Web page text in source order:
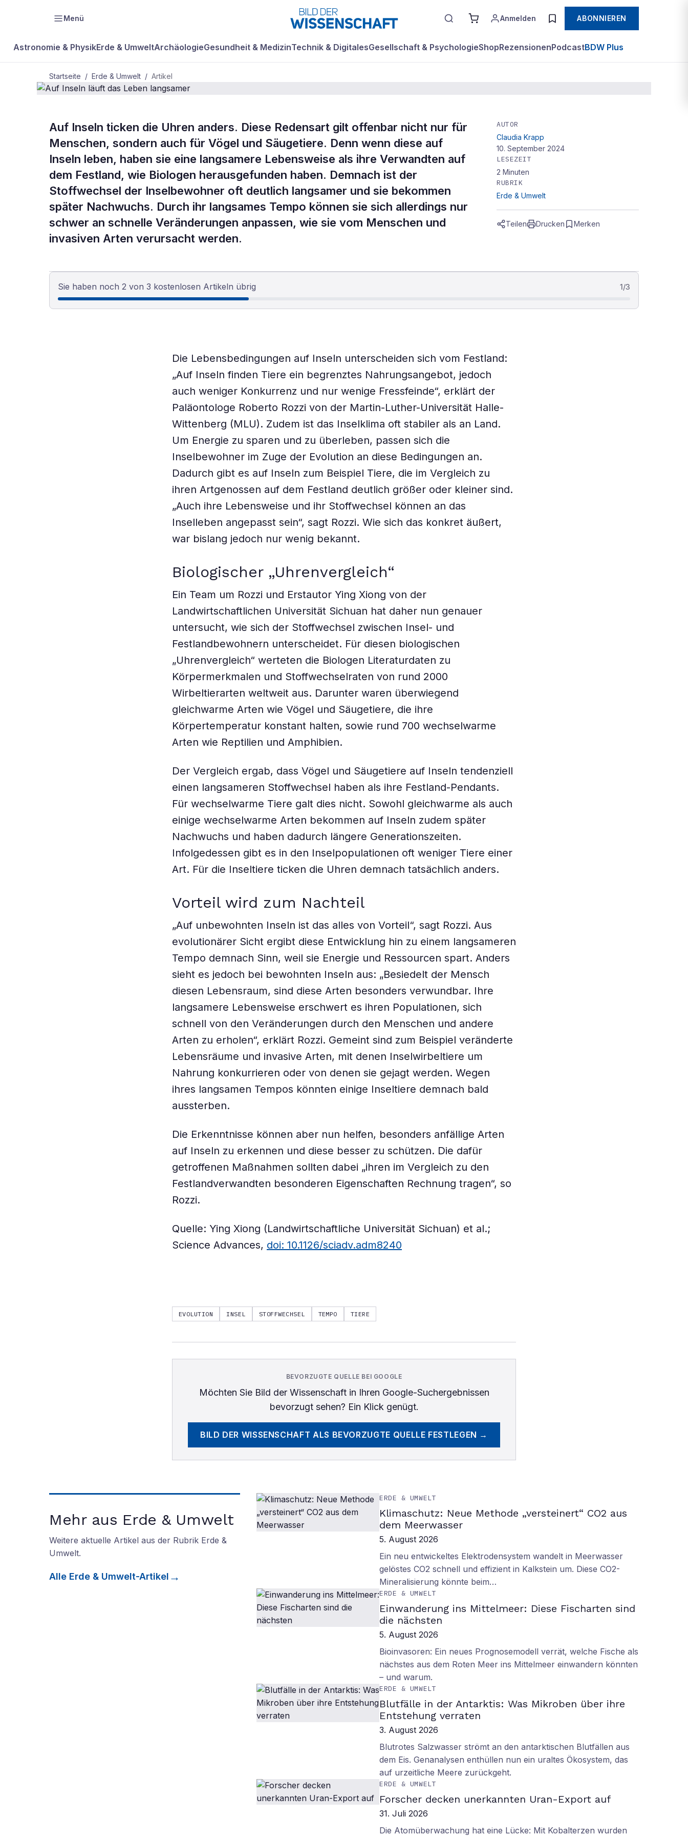
Menü Anmelden ABONNIEREN
Astronomie & PhysikErde & UmweltArchäologieGesundheit & MedizinTechnik & DigitalesGesellschaft & PsychologieShopRezensionenPodcastBDW Plus
Startseite / Erde & Umwelt / Artikel
BDW PlusERDE & UMWELT
Auf Inseln läuft das Leben
langsamer
Auf Inseln ticken die Uhren anders. Diese Redensart gilt offenbar nicht nur für
Menschen, sondern auch für Vögel und Säugetiere. Denn wenn diese auf
Inseln leben, haben sie eine langsamere Lebensweise als ihre Verwandten auf
dem Festland, wie Biologen herausgefunden haben. Demnach ist der
Stoffwechsel der Inselbewohner oft deutlich langsamer und sie bekommen
später Nachwuchs. Durch ihr langsames Tempo können sie sich allerdings nur
schwer an schnelle Veränderungen anpassen, wie sie vom Menschen und
invasiven Arten verursacht werden.
AUTOR
Claudia Krapp
10. September 2024
LESEZEIT
2 Minuten
RUBRIK
Erde & Umwelt
Teilen Drucken Merken
Sie haben noch 2 von 3 kostenlosen Artikeln übrig 1/3
Die Lebensbedingungen auf Inseln unterscheiden sich vom Festland:
„Auf Inseln finden Tiere ein begrenztes Nahrungsangebot, jedoch
auch weniger Konkurrenz und nur wenige Fressfeinde“, erklärt der
Paläontologe Roberto Rozzi von der Martin-Luther-Universität Halle-
Wittenberg (MLU). Zudem ist das Inselklima oft stabiler als an Land.
Um Energie zu sparen und zu überleben, passen sich die
Inselbewohner im Zuge der Evolution an diese Bedingungen an.
Dadurch gibt es auf Inseln zum Beispiel Tiere, die im Vergleich zu
ihren Artgenossen auf dem Festland deutlich größer oder kleiner sind.
„Auch ihre Lebensweise und ihr Stoffwechsel können an das
Inselleben angepasst sein“, sagt Rozzi. Wie sich das konkret äußert,
war bislang jedoch nur wenig bekannt.
Biologischer „Uhrenvergleich“
Ein Team um Rozzi und Erstautor Ying Xiong von der
Landwirtschaftlichen Universität Sichuan hat daher nun genauer
untersucht, wie sich der Stoffwechsel zwischen Insel- und
Festlandbewohnern unterscheidet. Für diesen biologischen
„Uhrenvergleich“ werteten die Biologen Literaturdaten zu
Körpermerkmalen und Stoffwechselraten von rund 2000
Wirbeltierarten weltweit aus. Darunter waren überwiegend
gleichwarme Arten wie Vögel und Säugetiere, die ihre
Körpertemperatur konstant halten, sowie rund 700 wechselwarme
Arten wie Reptilien und Amphibien.
Der Vergleich ergab, dass Vögel und Säugetiere auf Inseln tendenziell
einen langsameren Stoffwechsel haben als ihre Festland-Pendants.
Für wechselwarme Tiere galt dies nicht. Sowohl gleichwarme als auch
einige wechselwarme Arten bekommen auf Inseln zudem später
Nachwuchs und haben dadurch längere Generationszeiten.
Infolgedessen gibt es in den Inselpopulationen oft weniger Tiere einer
Art. Für die Inseltiere ticken die Uhren demnach tatsächlich anders.
Vorteil wird zum Nachteil
„Auf unbewohnten Inseln ist das alles von Vorteil“, sagt Rozzi. Aus
evolutionärer Sicht ergibt diese Entwicklung hin zu einem langsameren
Tempo demnach Sinn, weil sie Energie und Ressourcen spart. Anders
sieht es jedoch bei bewohnten Inseln aus: „Besiedelt der Mensch
diesen Lebensraum, sind diese Arten besonders verwundbar. Ihre
langsamere Lebensweise erschwert es ihren Populationen, sich
schnell von den Veränderungen durch den Menschen und andere
Arten zu erholen“, erklärt Rozzi. Gemeint sind zum Beispiel veränderte
Lebensräume und invasive Arten, mit denen Inselwirbeltiere um
Nahrung konkurrieren oder von denen sie gejagt werden. Wegen
ihres langsamen Tempos könnten einige Inseltiere demnach bald
aussterben.
Die Erkenntnisse können aber nun helfen, besonders anfällige Arten
auf Inseln zu erkennen und diese besser zu schützen. Die dafür
getroffenen Maßnahmen sollten dabei „ihren im Vergleich zu den
Festlandverwandten besonderen Eigenschaften Rechnung tragen“, so
Rozzi.
Quelle: Ying Xiong (Landwirtschaftliche Universität Sichuan) et al.;
Science Advances, doi: 10.1126/sciadv.adm8240
EVOLUTION INSEL STOFFWECHSEL TEMPO TIERE
BEVORZUGTE QUELLE BEI GOOGLE
Möchten Sie Bild der Wissenschaftin Ihren Google-Suchergebnissen
bevorzugt sehen? Ein Klick genügt.
BILD DER WISSENSCHAFT ALS BEVORZUGTE QUELLE FESTLEGEN →
Mehr aus Erde & Umwelt
Weitere aktuelle Artikel aus der Rubrik Erde &
Umwelt.
Alle Erde & Umwelt-Artikel
ERDE & UMWELT
Klimaschutz: Neue Methode „versteinert“ CO2 aus
dem Meerwasser
5. August 2026
Ein neu entwickeltes Elektrodensystem wandelt in Meerwasser
gelöstes CO2 schnell und effizient in Kalkstein um. Diese CO2-
Mineralisierung könnte beim…
ERDE & UMWELT
Einwanderung ins Mittelmeer: Diese Fischarten sind
die nächsten
5. August 2026
Bioinvasoren: Ein neues Prognosemodell verrät, welche Fische als
nächstes aus dem Roten Meer ins Mittelmeer einwandern könnten
– und warum.
ERDE & UMWELT
Blutfälle in der Antarktis: Was Mikroben über ihre
Entstehung verraten
3. August 2026
Blutrotes Salzwasser strömt an den antarktischen Blutfällen aus
dem Eis. Genanalysen enthüllen nun ein uraltes Ökosystem, das
auf urzeitliche Meere zurückgeht.
ERDE & UMWELT
Forscher decken unerkannten Uran-Export auf
31. Juli 2026
Die Atomüberwachung hat eine Lücke: Mit Kobalterzen wurden